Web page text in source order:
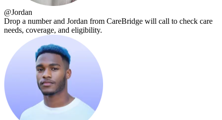
@Jordan
Drop a number and Jordan from CareBridge will call to check care
needs, coverage, and eligibility.